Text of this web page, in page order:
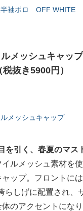
半袖ポロ OFF WHITE
メッシュキャップ
抜き5900円）
メッシュキャップ
を引く、春夏のマス
ルメッシュ素材を
ップ。フロントに
らしげに配置され、
のアクセントにな